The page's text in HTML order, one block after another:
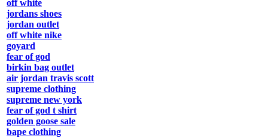
off white
jordans shoes
jordan outlet
off white nike
goyard
fear of god
birkin bag outlet
air jordan travis scott
supreme clothing
supreme new york
fear of god t shirt
golden goose sale
bape clothing